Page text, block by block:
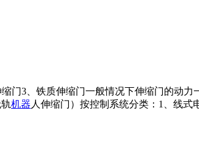
门3、铁质伸缩门一般情况下伸缩门的动
机器 人伸缩门）按控制系统分类：1、线